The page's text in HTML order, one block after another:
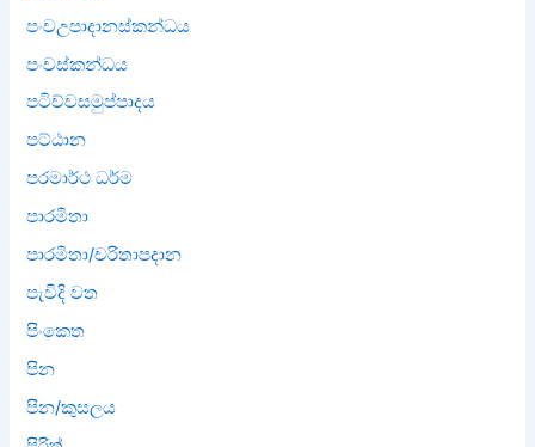
පංචඋපාදානස්කන්ධය
පංචස්කන්ධය
පටිච්චසමුප්පාදය
පට්ඨාන
පරමාර්ථ ධර්ම
පාරමිතා
පාරමිතා/චරිතාපදාන
පැවිදි වත
පිංකෙත
පින
පින/කුසලය